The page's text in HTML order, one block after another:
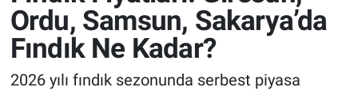
Ordu, Samsun, Sakarya’da
Fındık Ne Kadar?
2026 yılı fındık sezonunda serbest piyasa